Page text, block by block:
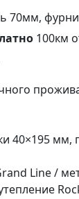
70мм,
100км
40×195
Line /